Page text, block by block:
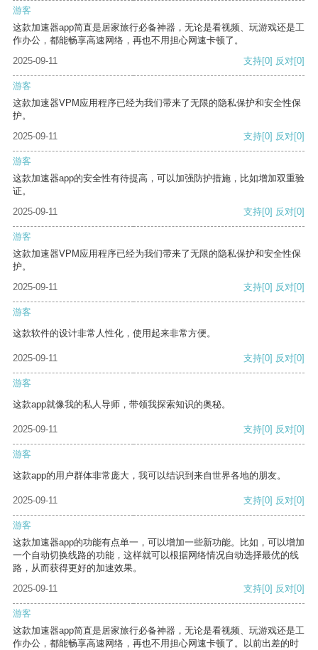
游客
这款加速器app简直是居家旅行必备神器，无论是看视频、玩游戏还是工
作办公，都能畅享高速网络，再也不用担心网速卡顿了。
2025-09-11
支持[0] 反对[0]
游客
这款加速器VPM应用程序已经为我们带来了无限的隐私保护和安全性保
护。
2025-09-11
支持[0] 反对[0]
游客
这款加速器app的安全性有待提高，可以加强防护措施，比如增加双重验
证。
2025-09-11
支持[0] 反对[0]
游客
这款加速器VPM应用程序已经为我们带来了无限的隐私保护和安全性保
护。
2025-09-11
支持[0] 反对[0]
游客
这款软件的设计非常人性化，使用起来非常方便。
2025-09-11 支持[0] 反对[0]
游客
这款app就像我的私人导师，带领我探索知识的奥秘。
2025-09-11 支持[0] 反对[0]
游客
这款app的用户群体非常庞大，我可以结识到来自世界各地的朋友。
2025-09-11 支持[0] 反对[0]
游客
这款加速器app的功能有点单一，可以增加一些新功能。比如，可以增加
一个自动切换线路的功能，这样就可以根据网络情况自动选择最优的线
路，从而获得更好的加速效果。
2025-09-11
支持[0] 反对[0]
游客
这款加速器app简直是居家旅行必备神器，无论是看视频、玩游戏还是工
作办公，都能畅享高速网络，再也不用担心网速卡顿了。以前出差的时